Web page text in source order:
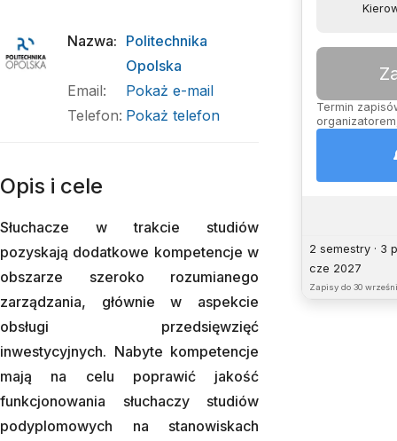
Termin
2 semestry · 3
cze 2027
Zapisy do 30
Nazwa: Politechnika
Opolska
Email:
Pokaż e-mail
Telefon: Pokaż telefon
Opis i cele
Słuchacze w trakcie studiów
pozyskają dodatkowe kompetencje w
obszarze szeroko rozumianego
zarządzania, głównie w aspekcie
obsługi przedsięwzięć
inwestycyjnych. Nabyte kompetencje
mają na celu poprawić jakość
funkcjonowania słuchaczy studiów
podyplomowych na stanowiskach